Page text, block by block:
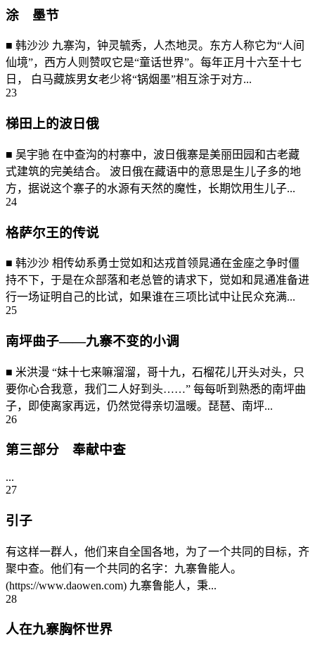
涂 墨节
■ 韩沙沙 九寨沟，钟灵毓秀，人杰地灵。东方人称它为“人间
仙境”，西方人则赞叹它是“童话世界”。每年正月十六至十七
日， 白马藏族男女老少将“锅烟墨”相互涂于对方...
23
梯田上的波日俄
■ 吴宇驰 在中查沟的村寨中，波日俄寨是美丽田园和古老藏
式建筑的完美结合。 波日俄在藏语中的意思是生儿子多的地
方，据说这个寨子的水源有天然的魔性，长期饮用生儿子...
24
格萨尔王的传说
■ 韩沙沙 相传幼系勇士觉如和达戎首领晁通在金座之争时僵
持不下，于是在众部落和老总管的请求下，觉如和晁通准备进
行一场证明自己的比试，如果谁在三项比试中让民众充满...
25
南坪曲子——九寨不变的小调
■ 米洪漫 “妹十七来嘛溜溜，哥十九，石榴花儿开头对头，只
要你心合我意，我们二人好到头……” 每每听到熟悉的南坪曲
子，即使离家再远，仍然觉得亲切温暖。琵琶、南坪...
26
第三部分 奉献中查
...
27
引子
有这样一群人，他们来自全国各地，为了一个共同的目标，齐
聚中查。他们有一个共同的名字：九寨鲁能人。
(https://www.daowen.com) 九寨鲁能人，秉...
28
人在九寨胸怀世界